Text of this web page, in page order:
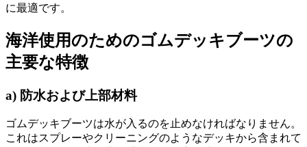
に最適です。
海洋使用のためのゴムデッキブーツの
主要な特徴
a) 防水および上部材料
ゴムデッキブーツは水が入るのを止めなければなりません。
これはスプレーやクリーニングのようなデッキから含まれて